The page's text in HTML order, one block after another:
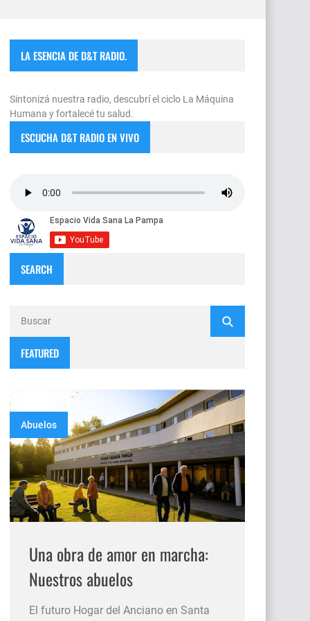
LA ESENCIA DE D&T RADIO.
Sintonizá nuestra radio, descubrí el ciclo La Máquina
Humana y fortalecé tu salud.
ESCUCHA D&T RADIO EN VIVO
SEARCH
FEATURED
Abuelos
Una obra de amor en marcha:
Nuestros abuelos
El futuro Hogar del Anciano en Santa